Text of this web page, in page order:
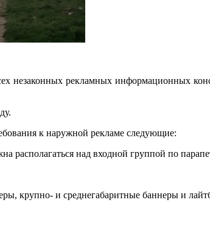
рекламных информационных
к наружной рекламе следующие:
располагаться над входной группой по
крупно- и среднегабаритные баннеры и